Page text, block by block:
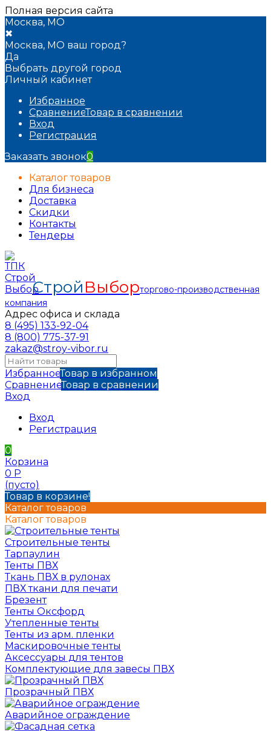
Полная версия сайта
Москва, МО
✖
Москва, МО ваш город?
Да
Выбрать другой город
Личный кабинет
Избранное
СравнениеТовар в сравнении
Вход
Регистрация
Заказать звонок0
Каталог товаров
Для бизнеса
Доставка
Скидки
Контакты
Тендеры
СтройВыборторгово-производственная
компания
Адрес офиса и склада
8 (495) 133-92-04
8 (800) 775-37-91
zakaz@stroy-vibor.ru
ИзбранноеТовар в избранном
СравнениеТовар в сравнении
Вход
Вход
Регистрация
0
Корзина
0 Р
(пусто)
Товар в корзине!
Каталог товаров
Каталог товаров
Строительные тенты
Тарпаулин
Тенты ПВХ
Ткань ПВХ в рулонах
ПВХ ткани для печати
Брезент
Тенты Оксфорд
Утепленные тенты
Тенты из арм. пленки
Маскировочные тенты
Аксессуары для тентов
Комплектующие для завесы ПВХ
Прозрачный ПВХ
Аварийное ограждение